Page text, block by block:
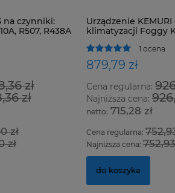
Urządzenie KEMURI do odgrzybiana
klimatyzacji Foggy Kit + 48szt. płynu
Cena regularna: 926,10 zł
Najniższa cena: 926,10 zł
Cena regularna: 752,93 zł
Najniższa cena: 752,93 zł